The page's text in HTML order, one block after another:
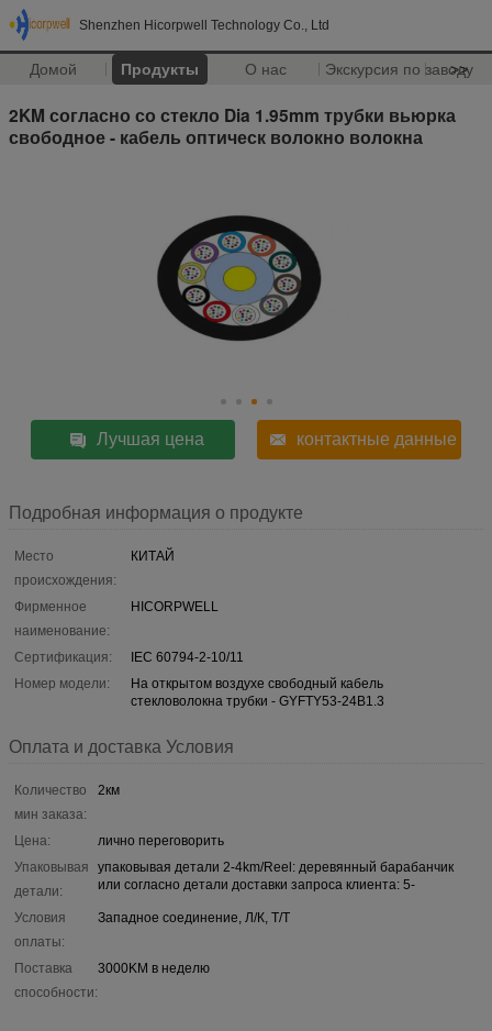
Shenzhen Hicorpwell Technology Co., Ltd
Домой Продукты О нас Экскурсия по заводу
>>
2KM согласно со стекло Dia 1.95mm трубки вьюрка
свободное - кабель оптическ волокно волокна
Лучшая цена контактные данные
Подробная информация о продукте
Место
происхождения:
КИТАЙ
Фирменное
наименование:
HICORPWELL
Сертификация:
IEC 60794-2-10/11
Номер модели:
На открытом воздухе свободный кабель
стекловолокна трубки - GYFTY53-24B1.3
Оплата и доставка Условия
Количество
мин заказа:
2км
Цена:
лично переговорить
Упаковывая
детали:
упаковывая детали 2-4km/Reel: деревянный барабанчик
или согласно детали доставки запроса клиента: 5-
Условия
оплаты:
Западное соединение, Л/К, Т/Т
Поставка
способности:
3000KM в неделю